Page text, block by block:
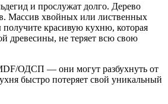
и прослужат долго. Дерево
Массив хвойных или лиственных
красивую кухню, которая
древесины, не теряет всю свою
ОДСП — они могут разбухнуть от
быстро потеряет свой уникальный